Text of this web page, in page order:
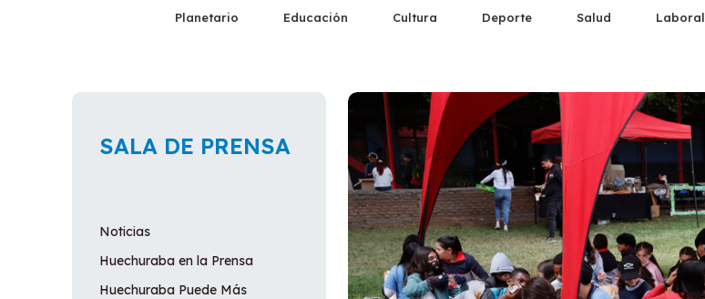
Planetario Educación Cultura Deporte Salud Laboral
SALA DE PRENSA
Noticias
Huechuraba en la Prensa
Huechuraba Puede Más